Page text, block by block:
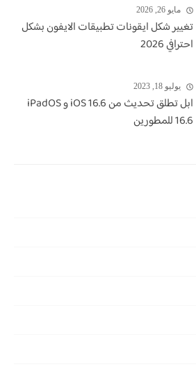
مايو 26, 2026
شكل ايقونات تطبيقات الايفون بشكل
2026
يوليو 18, 2023
ابل تطلق تحديث من iOS 16.6 و iPadOS
16.6 للمطورين